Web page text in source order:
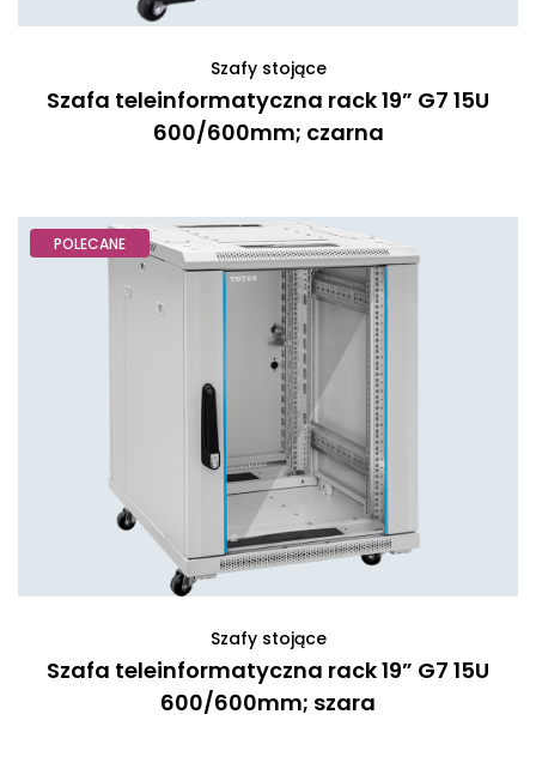
Szafy stojące
Szafa teleinformatyczna rack 19” G7 15U
600/600mm; czarna
POLECANE
Szafy stojące
Szafa teleinformatyczna rack 19” G7 15U
600/600mm; szara